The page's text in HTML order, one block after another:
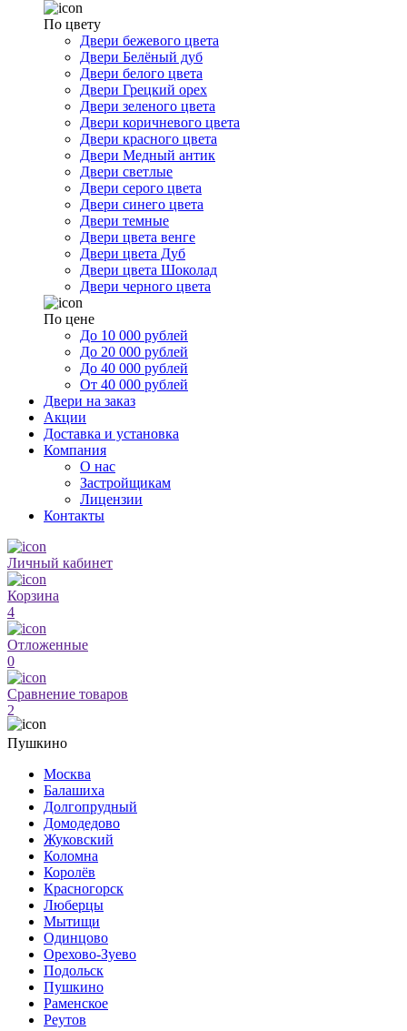
По цвету
Двери бежевого цвета
Двери Белёный дуб
Двери белого цвета
Двери Грецкий орех
Двери зеленого цвета
Двери коричневого цвета
Двери красного цвета
Двери Медный антик
Двери светлые
Двери серого цвета
Двери синего цвета
Двери темные
Двери цвета венге
Двери цвета Дуб
Двери цвета Шоколад
Двери черного цвета
По цене
До 10 000 рублей
До 20 000 рублей
До 40 000 рублей
От 40 000 рублей
Двери на заказ
Акции
Доставка и установка
Компания
О нас
Застройщикам
Лицензии
Контакты
Личный кабинет
Корзина
4
Отложенные
0
Сравнение товаров
2
Пушкино
Москва
Балашиха
Долгопрудный
Домодедово
Жуковский
Коломна
Королёв
Красногорск
Люберцы
Мытищи
Одинцово
Орехово-Зуево
Подольск
Пушкино
Раменское
Реутов